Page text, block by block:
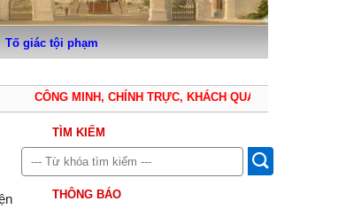
Tố giác tội phạm
CÔNG MINH, CHÍNH TRỰC, KHÁCH QUAN, THẬN TRỌNG,
TÌM KIẾM
THÔNG BÁO